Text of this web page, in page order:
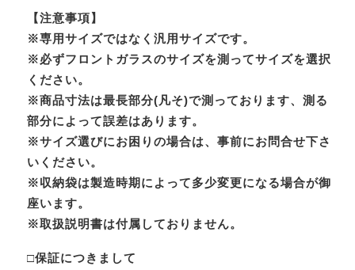
【注意事項】
※専用サイズではなく汎用サイズです。
※必ずフロントガラスのサイズを測ってサイズを選択
ください。
※商品寸法は最長部分(凡そ)で測っております、測る
部分によって誤差はあります。
※サイズ選びにお困りの場合は、事前にお問合せ下さ
いください。
※収納袋は製造時期によって多少変更になる場合が御
座います。
※取扱説明書は付属しておりません。
□保証につきまして